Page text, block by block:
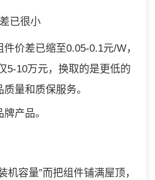
已很小
价差已缩至0.05-0.1元/W，
5-10万元，换取的是更低的
量和质保服务。
产品。
机容量”而把组件铺满屋顶，